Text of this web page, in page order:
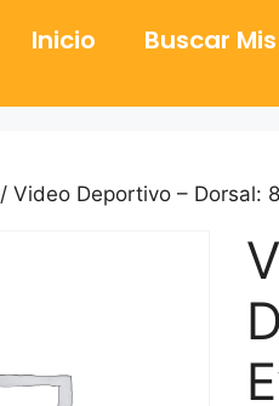
Inicio Buscar
/ Video Deportivo – Dorsal: